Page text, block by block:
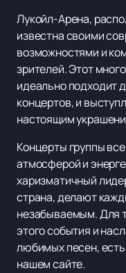
Лукойл-Арена,
известна своими
возможностями и
зрителей. Этот
идеально подходит
концертов, и
настоящим
Концерты группы
атмосферой и
харизматичный
страна, делают
незабываемым. Для
этого события и
любимых песен,
нашем сайте.